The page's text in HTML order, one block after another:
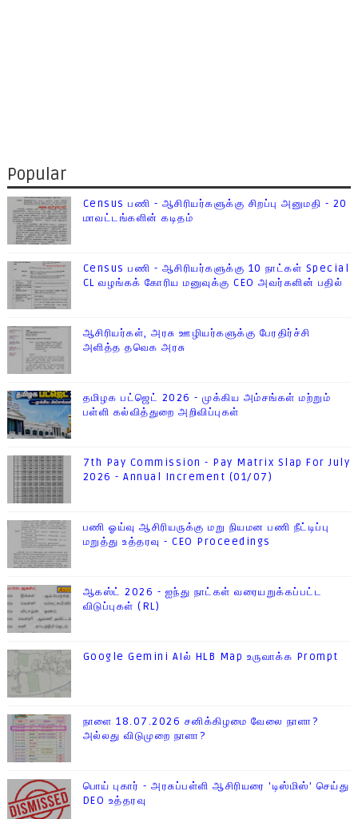
Popular
Census பணி - ஆசிரியர்களுக்கு சிறப்பு அனுமதி - 20
மாவட்டங்களின் கடிதம்
Census பணி - ஆசிரியர்களுக்கு 10 நாட்கள் Special
CL வழங்கக் கோரிய மனுவுக்கு CEO அவர்களின் பதில்
ஆசிரியர்கள், அரசு ஊழியர்களுக்கு பேரதிர்ச்சி
அளித்த தவெக அரசு
தமிழக பட்ஜெட் 2026 - முக்கிய அம்சங்கள் மற்றும்
பள்ளி கல்வித்துறை அறிவிப்புகள்
7th Pay Commission - Pay Matrix Slap For July
2026 - Annual Increment (01/07)
பணி ஓய்வு ஆசிரியருக்கு மறு நியமன பணி நீட்டிப்பு
மறுத்து உத்தரவு - CEO Proceedings
ஆகஸ்ட் 2026 - ஐந்து நாட்கள் வரையறுக்கப்பட்ட
விடுப்புகள் (RL)
Google Gemini AIல் HLB Map உருவாக்க Prompt
நாளை 18.07.2026 சனிக்கிழமை வேலை நாளா?
அல்லது விடுமுறை நாளா?
பொய் புகார் - அரசுப்பள்ளி ஆசிரியரை 'டிஸ்மிஸ்' செய்து
DEO உத்தரவு